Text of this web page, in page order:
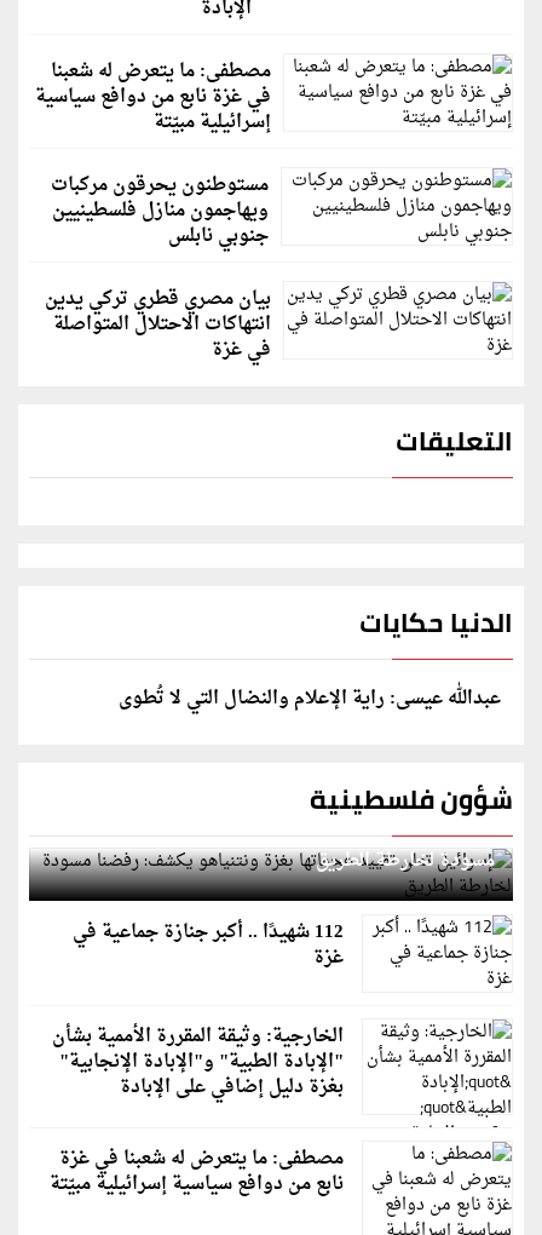
الإبادة
مصطفى: ما يتعرض له شعبنا
في غزة نابع من دوافع سياسية
إسرائيلية مبيّتة
مستوطنون يحرقون مركبات
ويهاجمون منازل فلسطينيين
جنوبي نابلس
بيان مصري قطري تركي يدين
انتهاكات الاحتلال المتواصلة
في غزة
التعليقات
الدنيا حكايات
عبدالله عيسى: راية الإعلام والنضال التي لا تُطوى
شؤون فلسطينية
إسرائيل تعلن تقييد هجماتها بغزة ونتنياهو يكشف: رفضنا
مسودة لخارطة الطريق
112 شهيدًا .. أكبر جنازة جماعية في
غزة
الخارجية: وثيقة المقررة الأممية بشأن
"الإبادة الطبية" و"الإبادة الإنجابية"
بغزة دليل إضافي على الإبادة
مصطفى: ما يتعرض له شعبنا في غزة
نابع من دوافع سياسية إسرائيلية مبيّتة